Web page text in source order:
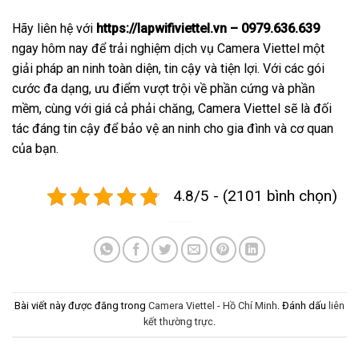
Hãy liên hệ với https://lapwifiviettel.vn – 0979.636.639
ngay hôm nay để trải nghiệm dịch vụ Camera Viettel một
giải pháp an ninh toàn diện, tin cậy và tiện lợi. Với các gói
cước đa dạng, ưu điểm vượt trội về phần cứng và phần
mềm, cùng với giá cả phải chăng, Camera Viettel sẽ là đối
tác đáng tin cậy để bảo vệ an ninh cho gia đình và cơ quan
của bạn.
4.8/5 - (2101 bình chọn)
Bài viết này được đăng trong Camera Viettel - Hồ Chí Minh. Đánh dấu liên
kết thường trực.